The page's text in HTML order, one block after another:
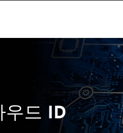
우드 ID